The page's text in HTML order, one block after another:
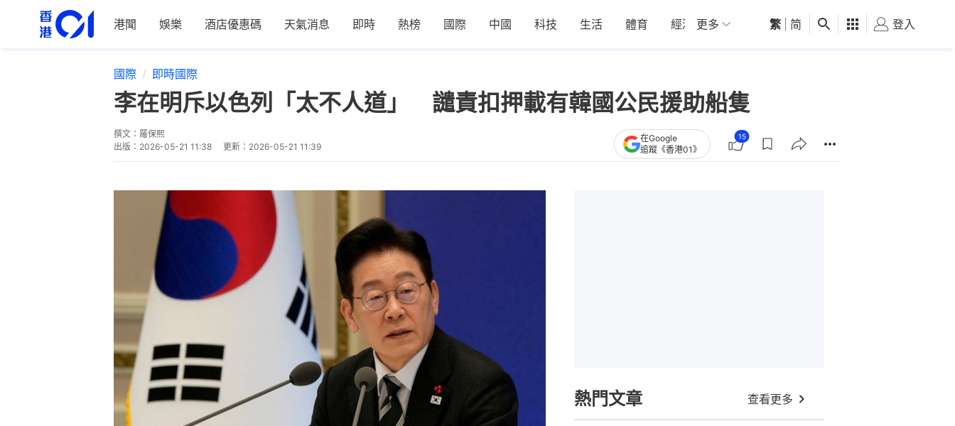
港聞 娛樂 酒店優惠碼 天氣消息 即時 熱榜 國際 中國 科技 生活 體育 經濟 01深圳 觀點 健康 好食玩飛
更多 繁 简 登入
國際 即時國際
李在明斥以色列「太不人道」 譴責扣押載有韓國公民援助船隻
撰文： 羅保熙
出版： 2026-05-21 11:38 更新： 2026-05-21 11:39
在Google
追蹤《香港01》
15
熱門文章 查看更多